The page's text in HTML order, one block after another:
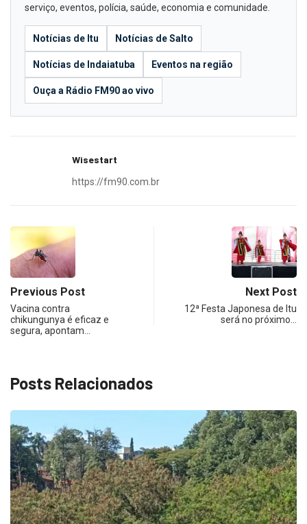
serviço, eventos, polícia, saúde, economia e comunidade.
Notícias de Itu Notícias de Salto
Notícias de Indaiatuba Eventos na região
Ouça a Rádio FM90 ao vivo
Wisestart
https://fm90.com.br
Previous Post
Vacina contra
chikungunya é eficaz e
segura, apontam…
Next Post
12ª Festa Japonesa de Itu
será no próximo…
Posts Relacionados